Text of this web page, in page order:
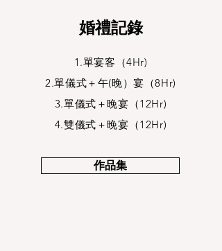
婚禮記錄
1.單宴客（4Hr)
2.單儀式＋午(晚）宴（8Hr)
3.單儀式＋晚宴（12Hr)
4.雙儀式＋晚宴（12Hr)
作品集